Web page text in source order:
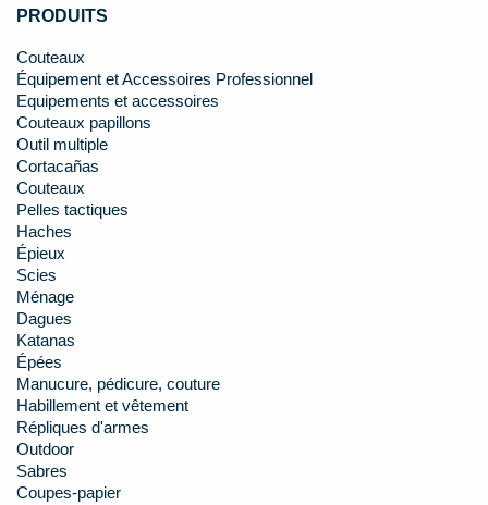
PRODUITS
Couteaux
Équipement et Accessoires Professionnel
Equipements et accessoires
Couteaux papillons
Outil multiple
Cortacañas
Couteaux
Pelles tactiques
Haches
Épieux
Scies
Ménage
Dagues
Katanas
Épées
Manucure, pédicure, couture
Habillement et vêtement
Répliques d'armes
Outdoor
Sabres
Coupes-papier